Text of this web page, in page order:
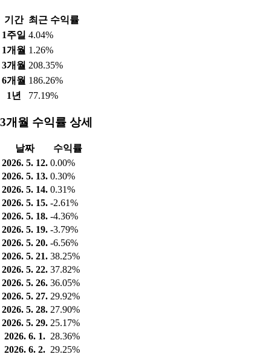
기간 최근 수익률
1주일 4.04%
1개월 1.26%
3개월 208.35%
6개월 186.26%
1년
77.19%
3개월 수익률 상세
날짜
수익률
2026. 5. 12. 0.00%
2026. 5. 13. 0.30%
2026. 5. 14. 0.31%
2026. 5. 15. -2.61%
2026. 5. 18. -4.36%
2026. 5. 19. -3.79%
2026. 5. 20. -6.56%
2026. 5. 21. 38.25%
2026. 5. 22. 37.82%
2026. 5. 26. 36.05%
2026. 5. 27. 29.92%
2026. 5. 28. 27.90%
2026. 5. 29. 25.17%
2026. 6. 1. 28.36%
2026. 6. 2. 29.25%